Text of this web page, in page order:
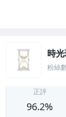
時
粉絲
正評
96.2%